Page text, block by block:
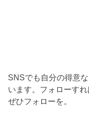
SNSでも自分の得意
います。フォローす
ぜひフォローを。